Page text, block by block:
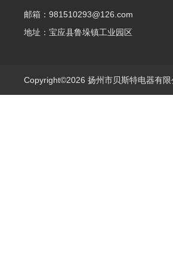
邮箱：981510293@126.com
地址：宝应县鲁垛镇工业园区
Copyright©2026 扬州市贝斯特电器有